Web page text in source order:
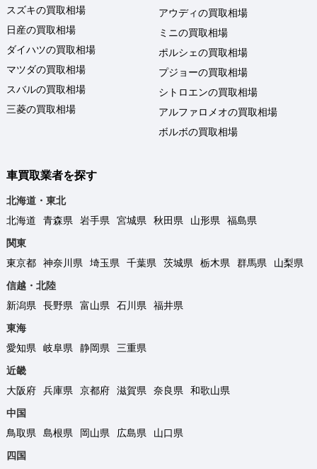
スズキの買取相場
日産の買取相場
ダイハツの買取相場
マツダの買取相場
スバルの買取相場
三菱の買取相場
アウディの買取相場
ミニの買取相場
ポルシェの買取相場
プジョーの買取相場
シトロエンの買取相場
アルファロメオの買取相場
ボルボの買取相場
車買取業者を探す
北海道・東北
北海道
青森県 岩手県 宮城県 秋田県 山形県
福島県
関東
東京都
神奈川県 埼玉県 千葉県 茨城県 栃木県 群馬県
山梨県
信越・北陸
新潟県
長野県 富山県 石川県
福井県
東海
愛知県
岐阜県 静岡県
三重県
近畿
大阪府
兵庫県 京都府 滋賀県 奈良県
和歌山県
中国
鳥取県
島根県 岡山県 広島県
山口県
四国